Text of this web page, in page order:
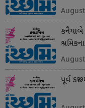
કનૈયાબે
પૂર્વ